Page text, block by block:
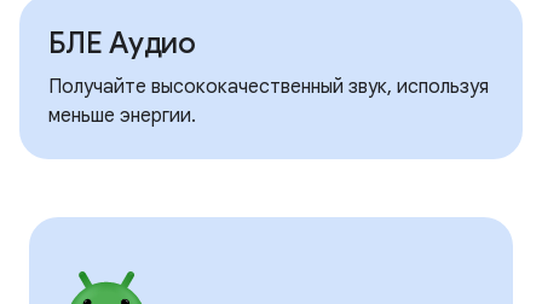
БЛЕ Аудио
Получайте высококачественный звук, используя
меньше энергии.